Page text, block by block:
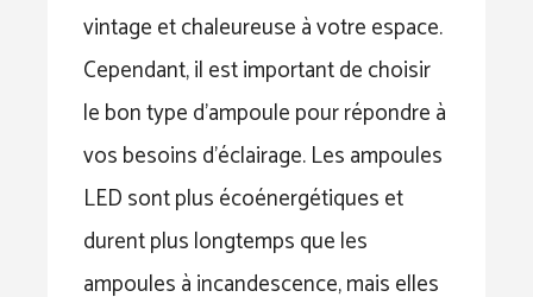
vintage et chaleureuse à votre espace.
Cependant, il est important de choisir
le bon type d’ampoule pour répondre à
vos besoins d’éclairage. Les ampoules
LED sont plus écoénergétiques et
durent plus longtemps que les
ampoules à incandescence, mais elles